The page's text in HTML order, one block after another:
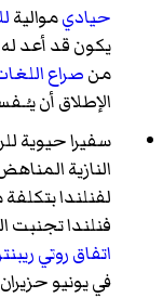
حياديموالية
يكون قد أعد له
منصراع
الإطلاق أن
سفيرا حيوية
النازية
لفنلندا
فنلندا تجنبت
اتفاق روتي
في يونيو حزيران 1944.